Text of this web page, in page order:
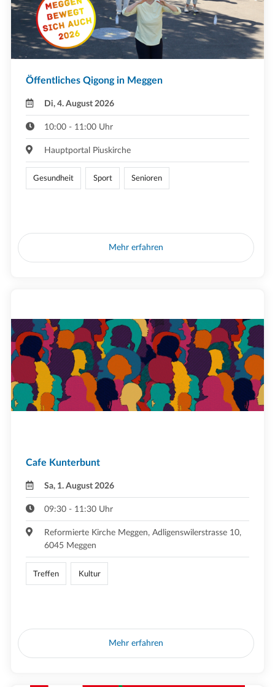
Öffentliches Qigong in Meggen
Di, 4. August 2026
10:00 - 11:00 Uhr
Hauptportal Piuskirche
Gesundheit Sport Senioren
Mehr erfahren
Cafe Kunterbunt
Sa, 1. August 2026
09:30 - 11:30 Uhr
Reformierte Kirche Meggen, Adligenswilerstrasse 10,
6045 Meggen
Treffen Kultur
Mehr erfahren